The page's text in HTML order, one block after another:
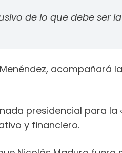
de lo que debe ser
acompañará
presidencial para la
y financiero.